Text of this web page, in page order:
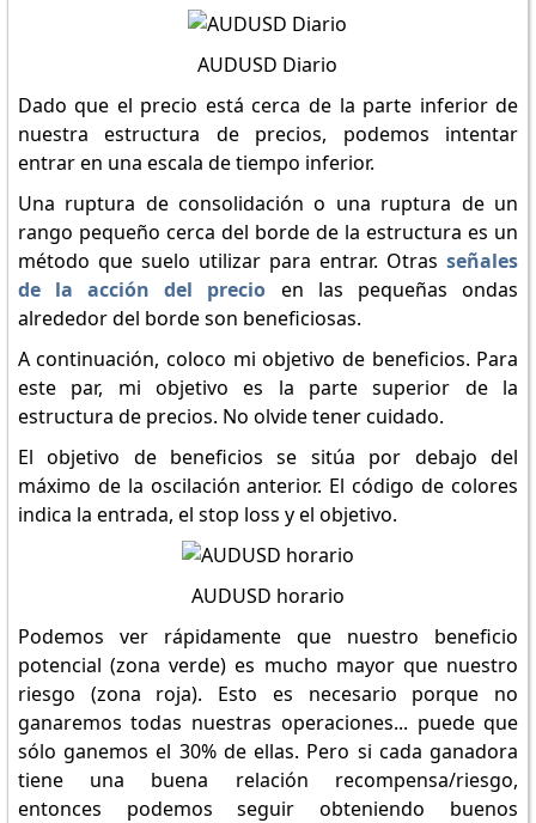
AUDUSD Diario
Dado que el precio está cerca de la parte inferior de
nuestra estructura de precios, podemos intentar
entrar en una escala de tiempo inferior.
Una ruptura de consolidación o una ruptura de un
rango pequeño cerca del borde de la estructura es un
método que suelo utilizar para entrar. Otrasseñales
de la acción del precio en las pequeñas ondas
alrededor del borde son beneficiosas.
A continuación, coloco mi objetivo de beneficios. Para
este par, mi objetivo es la parte superior de la
estructura de precios. No olvide tener cuidado.
El objetivo de beneficios se sitúa por debajo del
máximo de la oscilación anterior. El código de colores
indica la entrada, el stop loss y el objetivo.
AUDUSD horario
Podemos ver rápidamente que nuestro beneficio
potencial (zona verde) es mucho mayor que nuestro
riesgo (zona roja). Esto es necesario porque no
ganaremos todas nuestras operaciones... puede que
sólo ganemos el 30% de ellas. Pero si cada ganadora
tiene una buena relación recompensa/riesgo,
entonces podemos seguir obteniendo buenos